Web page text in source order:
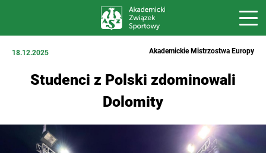
18.12.2025 Akademickie Mistrzostwa Europy
Studenci z Polski zdominowali
Dolomity